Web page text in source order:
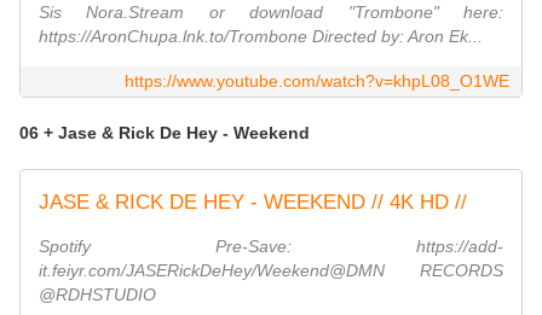
Sis Nora.Stream or download "Trombone" here:
https://AronChupa.lnk.to/Trombone Directed by: Aron Ek...
https://www.youtube.com/watch?v=khpL08_O1WE
06 + Jase & Rick De Hey - Weekend
JASE & RICK DE HEY - WEEKEND // 4K HD //
Spotify Pre-Save: https://add-
it.feiyr.com/JASERickDeHey/Weekend@DMN RECORDS
@RDHSTUDIO